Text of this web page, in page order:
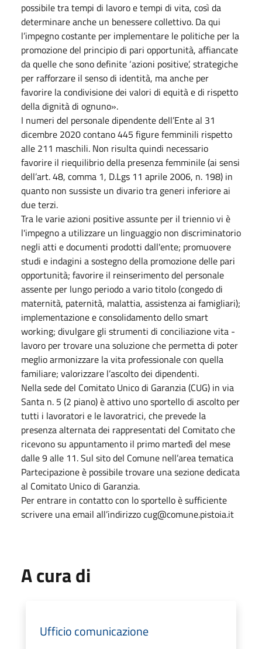
possibile tra tempi di lavoro e tempi di vita, così da
determinare anche un benessere collettivo. Da qui
l’impegno costante per implementare le politiche per la
promozione del principio di pari opportunità, affiancate
da quelle che sono definite ‘azioni positive’, strategiche
per rafforzare il senso di identità, ma anche per
favorire la condivisione dei valori di equità e di rispetto
della dignità di ognuno».
I numeri del personale dipendente dell’Ente al 31
dicembre 2020 contano 445 figure femminili rispetto
alle 211 maschili. Non risulta quindi necessario
favorire il riequilibrio della presenza femminile (ai sensi
dell’art. 48, comma 1, D.Lgs 11 aprile 2006, n. 198) in
quanto non sussiste un divario tra generi inferiore ai
due terzi.
Tra le varie azioni positive assunte per il triennio vi è
l'impegno a utilizzare un linguaggio non discriminatorio
negli atti e documenti prodotti dall'ente; promuovere
studi e indagini a sostegno della promozione delle pari
opportunità; favorire il reinserimento del personale
assente per lungo periodo a vario titolo (congedo di
maternità, paternità, malattia, assistenza ai famigliari);
implementazione e consolidamento dello smart
working; divulgare gli strumenti di conciliazione vita -
lavoro per trovare una soluzione che permetta di poter
meglio armonizzare la vita professionale con quella
familiare; valorizzare l’ascolto dei dipendenti.
Nella sede del Comitato Unico di Garanzia (CUG) in via
Santa n. 5 (2 piano) è attivo uno sportello di ascolto per
tutti i lavoratori e le lavoratrici, che prevede la
presenza alternata dei rappresentati del Comitato che
ricevono su appuntamento il primo martedì del mese
dalle 9 alle 11. Sul sito del Comune nell’area tematica
Partecipazione è possibile trovare una sezione dedicata
al Comitato Unico di Garanzia.
Per entrare in contatto con lo sportello è sufficiente
scrivere una email all’indirizzo cug@comune.pistoia.it
A cura di
Ufficio comunicazione